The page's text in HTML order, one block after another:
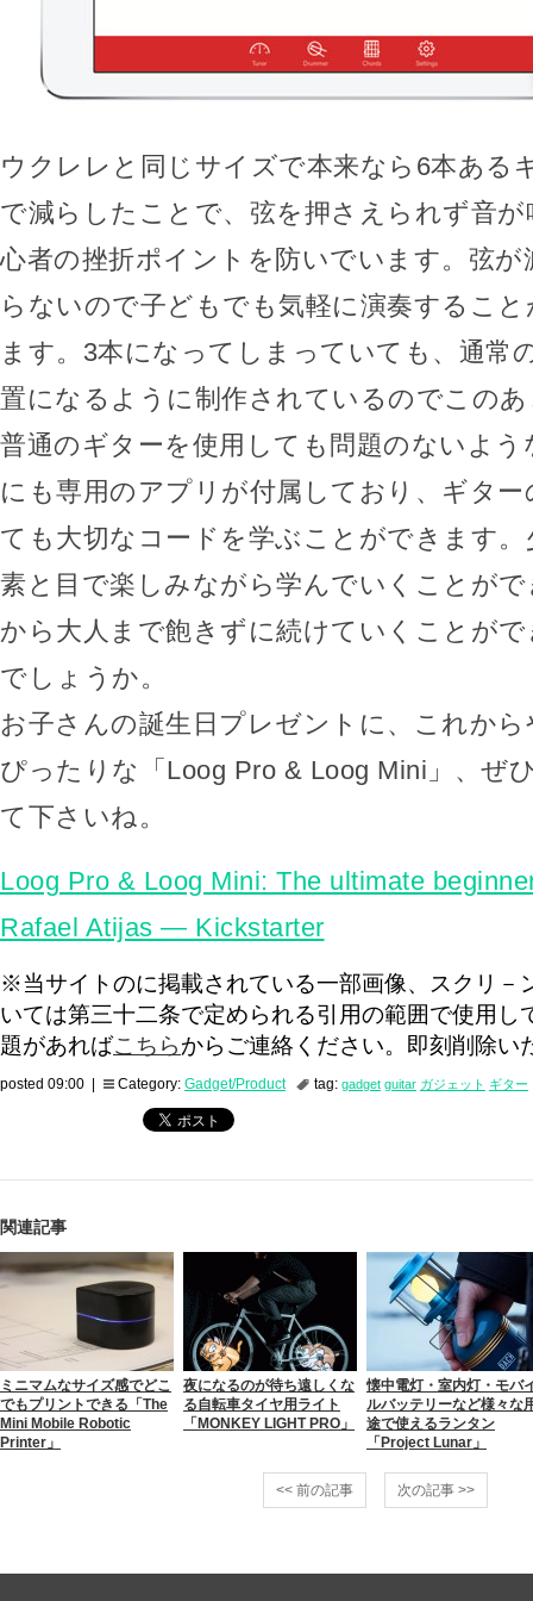
ウクレレと同じサイズで本来なら6本ある
で減らしたことで、弦を押さえられず音
心者の挫折ポイントを防いでいます。弦が
らないので子どもでも気軽に演奏するこ
ます。3本になってしまっていても、通常
置になるように制作されているのでこの
普通のギターを使用しても問題のないよう
にも専用のアプリが付属しており、ギタ
ても大切なコードを学ぶことができます
素と目で楽しみながら学んでいくことが
から大人まで飽きずに続けていくことが
でしょうか。
お子さんの誕生日プレゼントに、これか
ぴったりな「Loog Pro & Loog Mini」、ぜ
て下さいね。
Loog Pro & Loog Mini: The ultimate
Rafael Atijas — Kickstarter
※当サイトのに掲載されている一部画像、スクリ－
いては第三十二条で定められる引用の範囲で使用し
題があればこちらからご連絡ください。即刻削除い
posted 09:00 | Category: Gadget/Product tag: gadget guitar ガジェット ギター
関連記事
ミニマムなサイズ感でどこ
でもプリントできる「The
Mini Mobile Robotic
Printer」
夜になるのが待ち遠しくな
る自転車タイヤ用ライト
「MONKEY LIGHT PRO」
懐中電灯・室内灯・モバ
ルバッテリーなど様々な
途で使えるランタン
「Project Lunar」
<< 前の記事 次の記事 >>